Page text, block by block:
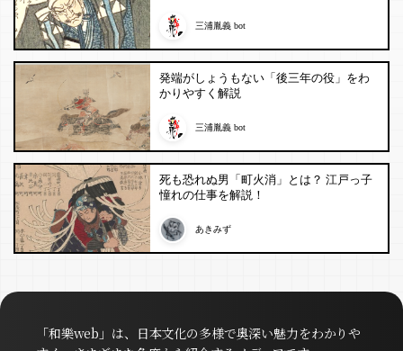
三浦胤義 bot
発端がしょうもない「後三年の役」をわ
かりやすく解説
三浦胤義 bot
死も恐れぬ男「町火消」とは？ 江戸っ子
憧れの仕事を解説！
あきみず
「和樂web」は、日本文化の多様で奥深い魅力をわかりや